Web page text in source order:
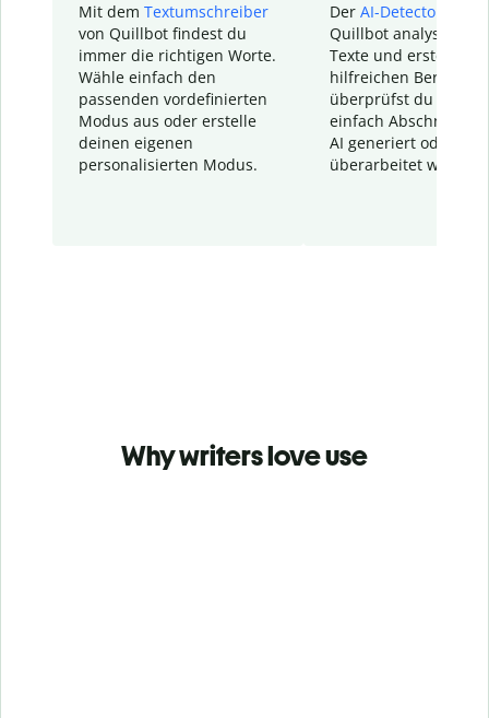
Mit dem Textumschreiber
von Quillbot findest du
immer die richtigen Worte.
Wähle einfach den
passenden vordefinierten
Modus aus oder erstelle
deinen eigenen
personalisierten Modus.
Der AI-Detector
Quillbot analysiert
Texte und erstellt
hilfreichen Bericht.
überprüfst du
einfach Abschnitte,
AI generiert oder
überarbeitet wurden.
Why writers love use